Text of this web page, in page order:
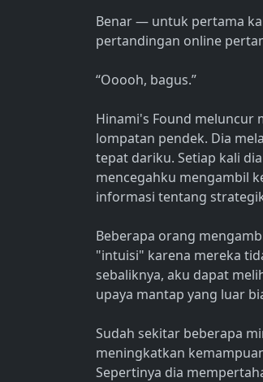
Benar — untuk pertama
pertandingan online
“Ooooh, bagus.”
Hinami's Found meluncur
lompatan pendek. Dia
tepat dariku. Setiap kali
mencegahku mengambil
informasi tentang
Beberapa orang
"intuisi" karena mereka
sebaliknya, aku dapat
upaya mantap yang luar
Sudah sekitar beberapa
meningkatkan
Sepertinya dia